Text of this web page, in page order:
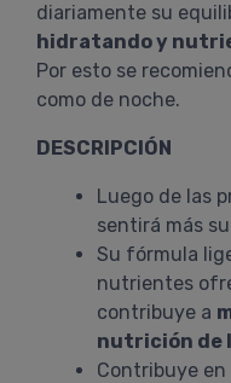
diariamente su
hidratando y
Por esto se
como de noche.
DESCRIPCIÓN
Luego de las
sentirá más
Su fórmula
nutrientes
contribuye a
nutrición de
Contribuye